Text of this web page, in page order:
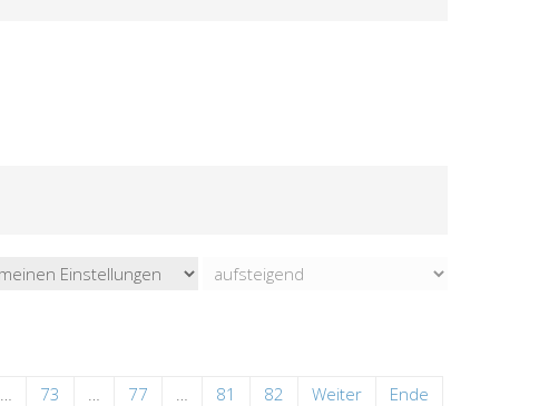
… 73 … 77 … 81 82 Weiter Ende